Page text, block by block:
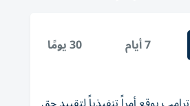
7 أيام 30 يومًا